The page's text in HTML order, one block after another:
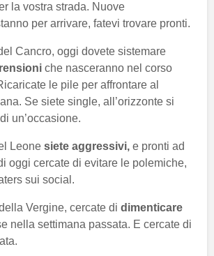
la vostra strada. Nuove
per arrivare, fatevi trovare pronti.
Cancro, oggi dovete sistemare
che nasceranno nel corso
le pile per affrontare al
Se siete single, all’orizzonte si
un’occasione.
Leone siete aggressivi, e pronti ad
oggi cercate di evitare le polemiche,
sui social.
Vergine, cercate di dimenticare
nella settimana passata. E cercate di